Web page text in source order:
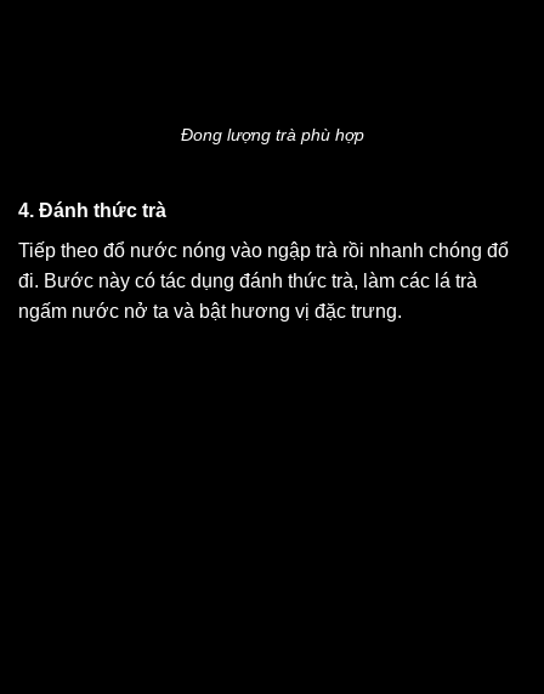
Đong lượng trà phù hợp
4. Đánh thức trà
Tiếp theo đổ nước nóng vào ngập trà rồi nhanh chóng đổ
đi. Bước này có tác dụng đánh thức trà, làm các lá trà
ngấm nước nở ta và bật hương vị đặc trưng.